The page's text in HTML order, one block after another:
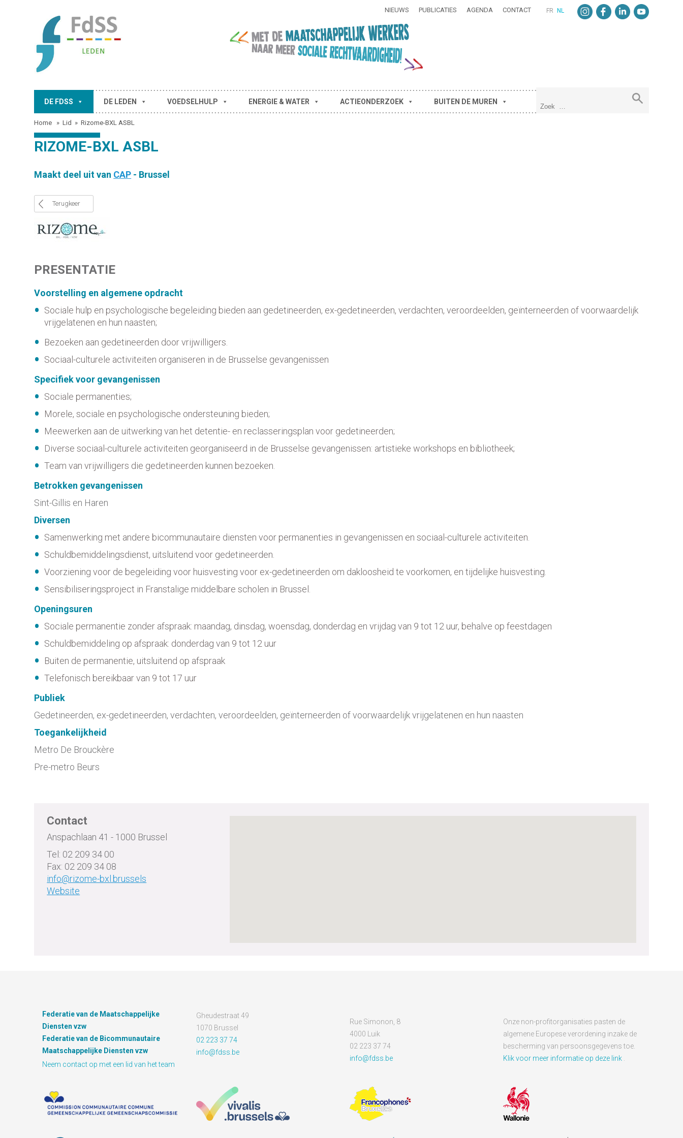
NIEUWS PUBLICATIES AGENDA CONTACT FR NL
DE FDSS DE LEDEN VOEDSELHULP ENERGIE & WATER ACTIEONDERZOEK BUITEN DE MUREN
Home »Lid »Rizome-BXL ASBL
RIZOME-BXL ASBL
Maakt deel uit van CAP - Brussel
Terugkeer
PRESENTATIE
Voorstelling en algemene opdracht
Sociale hulp en psychologische begeleiding bieden aan gedetineerden, ex-gedetineerden, verdachten, veroordeelden, geïnterneerden of voorwaardelijk
vrijgelatenen en hun naasten;
Bezoeken aan gedetineerden door vrijwilligers.
Sociaal-culturele activiteiten organiseren in de Brusselse gevangenissen
Specifiek voor gevangenissen
Sociale permanenties;
Morele, sociale en psychologische ondersteuning bieden;
Meewerken aan de uitwerking van het detentie- en reclasseringsplan voor gedetineerden;
Diverse sociaal-culturele activiteiten georganiseerd in de Brusselse gevangenissen: artistieke workshops en bibliotheek;
Team van vrijwilligers die gedetineerden kunnen bezoeken.
Betrokken gevangenissen
Sint-Gillis en Haren
Diversen
Samenwerking met andere bicommunautaire diensten voor permanenties in gevangenissen en sociaal-culturele activiteiten.
Schuldbemiddelingsdienst, uitsluitend voor gedetineerden.
Voorziening voor de begeleiding voor huisvesting voor ex-gedetineerden om dakloosheid te voorkomen, en tijdelijke huisvesting.
Sensibiliseringsproject in Franstalige middelbare scholen in Brussel.
Openingsuren
Sociale permanentie zonder afspraak: maandag, dinsdag, woensdag, donderdag en vrijdag van 9 tot 12 uur, behalve op feestdagen
Schuldbemiddeling op afspraak: donderdag van 9 tot 12 uur
Buiten de permanentie, uitsluitend op afspraak
Telefonisch bereikbaar van 9 tot 17 uur
Publiek
Gedetineerden, ex-gedetineerden, verdachten, veroordeelden, geïnterneerden of voorwaardelijk vrijgelatenen en hun naasten
Toegankelijkheid
Metro De Brouckère
Pre-metro Beurs
Contact
Anspachlaan 41 - 1000 Brussel
Tel: 02 209 34 00
Fax: 02 209 34 08
info@rizome-bxl.brussels
Website
Federatie van de Maatschappelijke
Diensten vzw
Federatie van de Bicommunautaire
Maatschappelijke Diensten vzw
Neem contact op met een lid van het team
Gheudestraat 49
1070 Brussel
02 223 37 74
info@fdss.be
Rue Simonon, 8
4000 Luik
02 223 37 74
info@fdss.be
Onze non-profitorganisaties pasten de
algemene Europese verordening inzake de
bescherming van persoonsgegevens toe.
Klik voor meer informatie op deze link